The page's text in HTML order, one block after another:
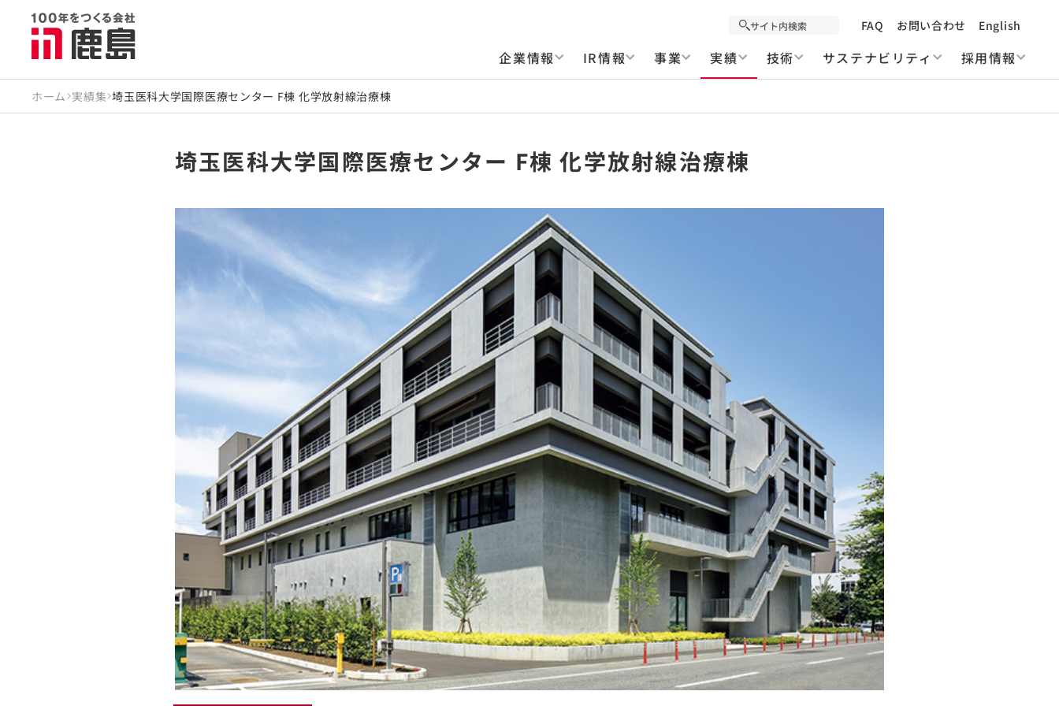
FAQ お問い合わせ English
企業情報 IR情報 事業 実績 技術 サステナビリティ 採用情報
ホーム 実績集 埼玉医科大学国際医療センター F棟 化学放射線治療棟
埼玉医科大学国際医療センター F棟 化学放射線治療棟